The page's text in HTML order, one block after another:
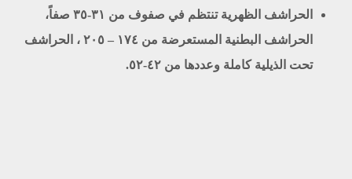
الحراشف الظهرية تنتظم في صفوف من ٣١-٣٥ صفاً،
الحراشف البطنية المستعرضة من ١٧٤ – ۲۰٥ ، الحراشف
تحت الذيلية كاملة وعددها من ٤٢-٥٢.